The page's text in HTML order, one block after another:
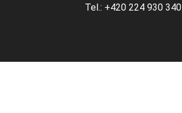
Tel.: +420 224 930 340